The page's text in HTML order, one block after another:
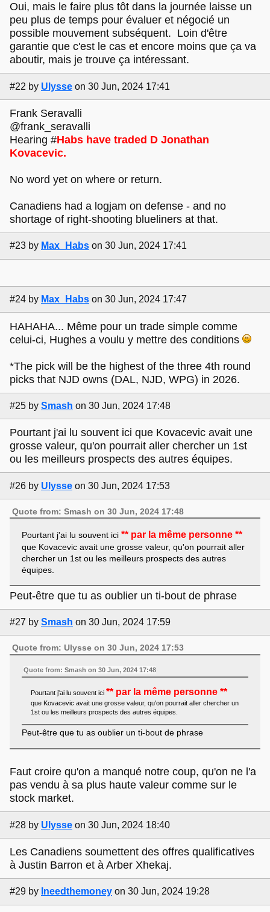
Oui, mais le faire plus tôt dans la journée laisse un
peu plus de temps pour évaluer et négocié un
possible mouvement subséquent. Loin d'être
garantie que c'est le cas et encore moins que ça va
aboutir, mais je trouve ça intéressant.
#22 by Ulysse on 30 Jun, 2024 17:41
Frank Seravalli
@frank_seravalli
Hearing #Habs have traded D Jonathan
Kovacevic.
No word yet on where or return.
Canadiens had a logjam on defense - and no
shortage of right-shooting blueliners at that.
#23 by Max_Habs on 30 Jun, 2024 17:41
#24 by Max_Habs on 30 Jun, 2024 17:47
HAHAHA... Même pour un trade simple comme
celui-ci, Hughes a voulu y mettre des conditions
*The pick will be the highest of the three 4th round
picks that NJD owns (DAL, NJD, WPG) in 2026.
#25 by Smash on 30 Jun, 2024 17:48
Pourtant j'ai lu souvent ici que Kovacevic avait une
grosse valeur, qu'on pourrait aller chercher un 1st
ou les meilleurs prospects des autres équipes.
#26 by Ulysse on 30 Jun, 2024 17:53
Quote from: Smash on 30 Jun, 2024 17:48
Pourtant j'ai lu souvent ici ** par la même personne **
que Kovacevic avait une grosse valeur, qu'on pourrait aller
chercher un 1st ou les meilleurs prospects des autres
équipes.
Peut-être que tu as oublier un ti-bout de phrase
#27 by Smash on 30 Jun, 2024 17:59
Quote from: Ulysse on 30 Jun, 2024 17:53
Quote from: Smash on 30 Jun, 2024 17:48
Pourtant j'ai lu souvent ici** par la même personne **
que Kovacevic avait une grosse valeur, qu'on pourrait aller chercher un
1st ou les meilleurs prospects des autres équipes.
Peut-être que tu as oublier un ti-bout de phrase
Faut croire qu'on a manqué notre coup, qu'on ne l'a
pas vendu à sa plus haute valeur comme sur le
stock market.
#28 by Ulysse on 30 Jun, 2024 18:40
Les Canadiens soumettent des offres qualificatives
à Justin Barron et à Arber Xhekaj.
#29 by Ineedthemoney on 30 Jun, 2024 19:28